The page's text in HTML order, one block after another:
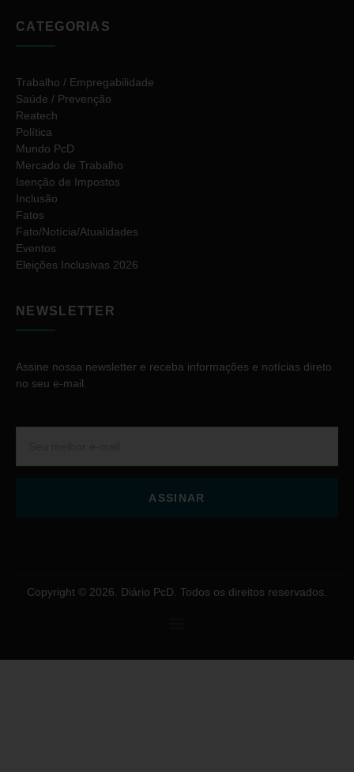
CATEGORIAS
Trabalho / Empregabilidade
Saúde / Prevenção
Reatech
Política
Mundo PcD
Mercado de Trabalho
Isenção de Impostos
Inclusão
Fatos
Fato/Notícia/Atualidades
Eventos
Eleições Inclusivas 2026
NEWSLETTER
Assine nossa newsletter e receba informações e notícias direto
no seu e-mail.
ASSINAR
Copyright © 2026. Diário PcD. Todos os direitos reservados.